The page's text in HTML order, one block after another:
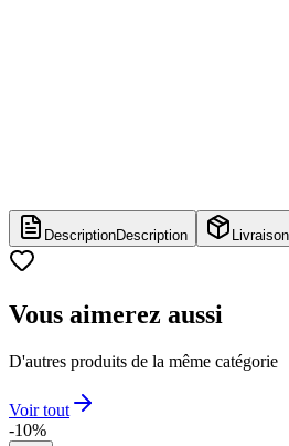
DescriptionDescription
Vous aimerez aussi
D'autres produits de la même catégorie
Voir tout
-10%